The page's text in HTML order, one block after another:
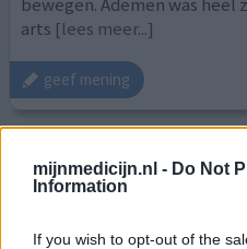
mijnmedicijn.nl - Do Not
Information
If you wish to opt-out of the
arts [lees meer...]
geef mening
Primperan
10-12-2020 | Vrouw | 28
Misselijkheid